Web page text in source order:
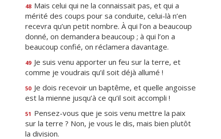
48 Mais celui qui ne la connaissait pas, et qui a
mérité des coups pour sa conduite, celui-là n’en
recevra qu’un petit nombre. À qui l’on a beaucoup
donné, on demandera beaucoup ; à qui l’on a
beaucoup confié, on réclamera davantage.
49 Je suis venu apporter un feu sur la terre, et
comme je voudrais qu’il soit déjà allumé !
50 Je dois recevoir un baptême, et quelle angoisse
est la mienne jusqu’à ce qu’il soit accompli !
51 Pensez-vous que je sois venu mettre la paix
sur la terre ? Non, je vous le dis, mais bien plutôt
la division.